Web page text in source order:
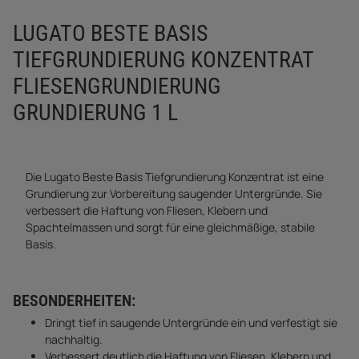
LUGATO BESTE BASIS
TIEFGRUNDIERUNG KONZENTRAT
FLIESENGRUNDIERUNG
GRUNDIERUNG 1 L
Die Lugato Beste Basis Tiefgrundierung Konzentrat ist eine
Grundierung zur Vorbereitung saugender Untergründe. Sie
verbessert die Haftung von Fliesen, Klebern und
Spachtelmassen und sorgt für eine gleichmäßige, stabile
Basis.
BESONDERHEITEN:
Dringt tief in saugende Untergründe ein und verfestigt sie
nachhaltig.